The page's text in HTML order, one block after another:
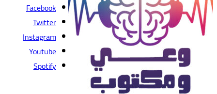
Facebook
Twitter
Instagram
Youtube
Spotify